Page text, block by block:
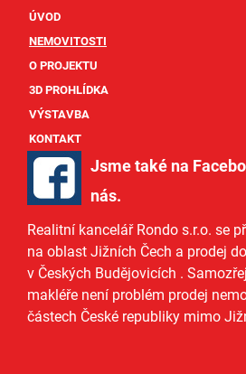
ÚVOD
NEMOVITOSTI
O PROJEKTU
3D PROHLÍDKA
VÝSTAVBA
KONTAKT
Jsme také na
nás.
Realitní kancelář Rondo s.r.o. se
na oblast Jižních Čech a prodej
v Českých Budějovicích .
makléře není problém prodej
částech České republiky mimo